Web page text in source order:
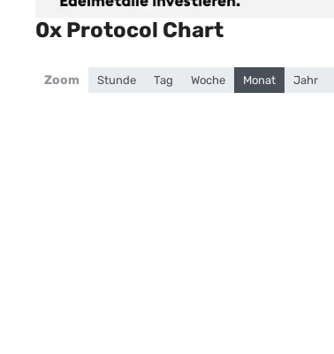
0x Protocol Chart
Zoom Stunde Tag Woche Monat Jahr